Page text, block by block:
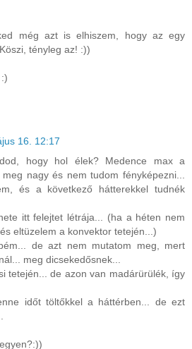
még azt is elhiszem, hogy az egy
tényleg az! :))
16. 12:17
hogy hol élek? Medence max a
nagy és nem tudom fényképezni...
és a következő hátterekkel tudnék
itt felejtet létrája... (ha a héten nem
eltüzelem a konvektor tetején...)
de azt nem mutatom meg, mert
meg dicsekedősnek...
tetején... de azon van madárürülék, így
időt töltőkkel a háttérben... de ezt